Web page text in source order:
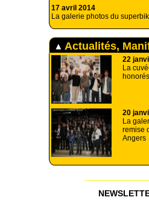
17 avril 2014
La galerie photos du
Actualités,
22
La
20
La
remise
Angers